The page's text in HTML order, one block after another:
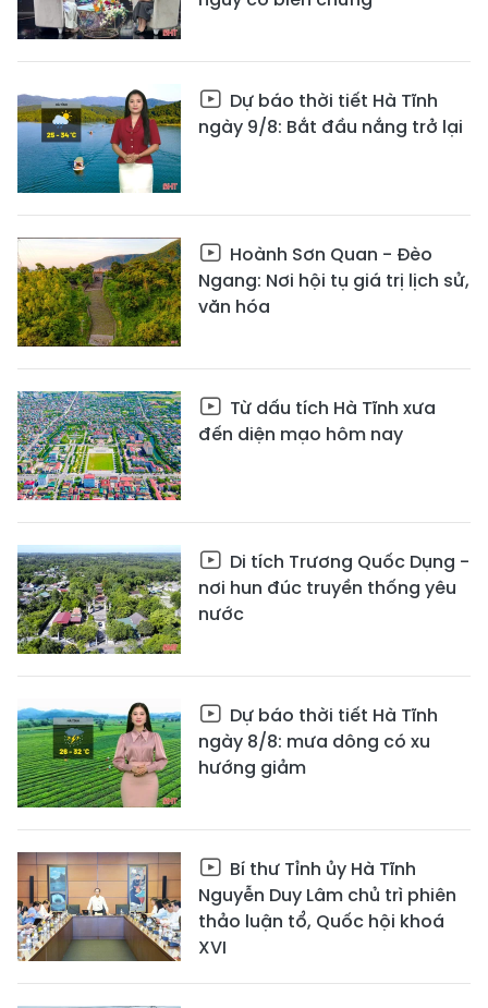
Dự báo thời tiết Hà Tĩnh
ngày 9/8: Bắt đầu nắng trở lại
Hoành Sơn Quan - Đèo
Ngang: Nơi hội tụ giá trị lịch sử,
văn hóa
Từ dấu tích Hà Tĩnh xưa
đến diện mạo hôm nay
Di tích Trương Quốc Dụng -
nơi hun đúc truyền thống yêu
nước
Dự báo thời tiết Hà Tĩnh
ngày 8/8: mưa dông có xu
hướng giảm
Bí thư Tỉnh ủy Hà Tĩnh
Nguyễn Duy Lâm chủ trì phiên
thảo luận tổ, Quốc hội khoá
XVI